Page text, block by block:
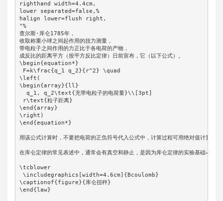
righthand width=4.4cm,
lower separated=false,%
halign lower=flush right,
"%
查尔斯·库仑1785年，
收取称重小球之间起作用的扭力测量，
带电粒子之间作用的力正比于各电荷的产物，
成反比的距离平方（按平方反比定律）日前宣布，它（以下公式）。
\begin{equation*}
F=k\frac{q_1 q_2}{r^2} \quad
\left(
\begin{array}{ll}
q_1, q_2\text{充带电粒子的电荷量}\\[3pt]
r\text{粒子距离}
\end{array}
\right)
\end{equation*}
用该公式计算时，不要把电荷的正负符号代入公式中，计算过程可用绝对值计算，
在库仑定律的常见表述中，通常会有真空和静止，是因为库仑定律的实验基础——
\tcblower
\includegraphics[width=4.6cm]{Bcoulomb}
\captionof{figure}{库仑扭秤}
\end{law}